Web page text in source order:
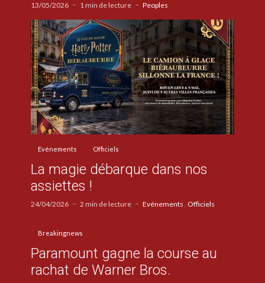
13/05/2026 1 min de lecture Peoples
Evénements Officiels
La magie débarque dans nos
assiettes !
24/04/2026 2 min de lecture Evénements Officiels
Breakingnews
Paramount gagne la course au
rachat de Warner Bros.